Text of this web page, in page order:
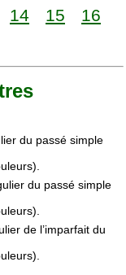
14 15
16
du passé simple
du passé simple
de l’imparfait du